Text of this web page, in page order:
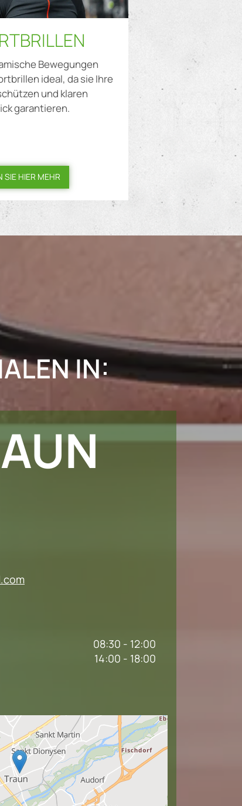
Bewegungen
ideal, da sie Ihre
und klaren
garantieren.
SIE HIER MEHR
IN:
08:30 - 12:00
14:00 - 18:00